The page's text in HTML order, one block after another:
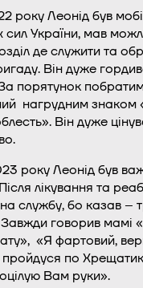
року Леонід був
України, мав
де служити та
Він дуже
порятунок
нагрудним знаком
Він дуже
року Леонід був
лікування та
службу, бо казав –
Завжди говорив мамі
«Я фартовий,
по
Вам руки».